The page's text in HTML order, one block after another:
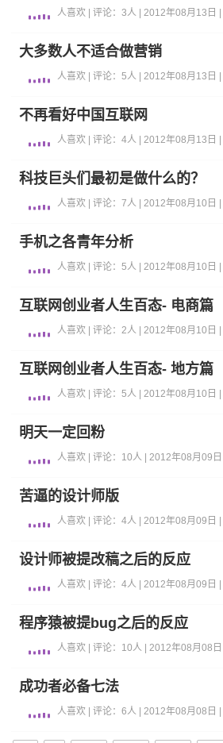
人喜欢 | 评论：3人 | 2012年08月13日 |
大多数人不适合做营销
人喜欢 | 评论：5人 | 2012年08月13日 |
不再看好中国互联网
人喜欢 | 评论：4人 | 2012年08月13日 |
科技巨头们最初是做什么的？
人喜欢 | 评论：7人 | 2012年08月10日 |
手机之各青年分析
人喜欢 | 评论：5人 | 2012年08月10日 |
互联网创业者人生百态- 电商篇
人喜欢 | 评论：2人 | 2012年08月10日 |
互联网创业者人生百态- 地方篇
人喜欢 | 评论：5人 | 2012年08月10日 |
明天一定回粉
人喜欢 | 评论：10人 | 2012年08月09日 |
苦逼的设计师版
人喜欢 | 评论：4人 | 2012年08月09日 |
设计师被提改稿之后的反应
人喜欢 | 评论：4人 | 2012年08月09日 |
程序猿被提bug之后的反应
人喜欢 | 评论：10人 | 2012年08月08日 |
成功者必备七法
人喜欢 | 评论：6人 | 2012年08月08日 |